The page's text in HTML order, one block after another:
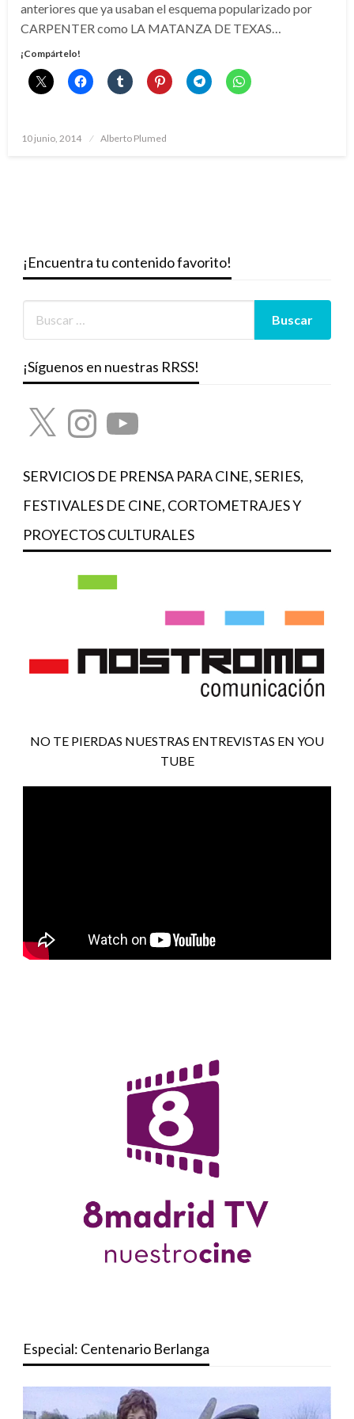
anteriores que ya usaban el esquema popularizado por
CARPENTER como LA MATANZA DE TEXAS…
¡Compártelo!
Publicado
10 junio, 2014 Alberto Plumed
¡Encuentra tu contenido favorito!
¡Síguenos en nuestras RRSS!
X InstagramYouTube
SERVICIOS DE PRENSA PARA CINE, SERIES,
FESTIVALES DE CINE, CORTOMETRAJES Y
PROYECTOS CULTURALES
NO TE PIERDAS NUESTRAS ENTREVISTAS EN YOU
TUBE
Especial: Centenario Berlanga